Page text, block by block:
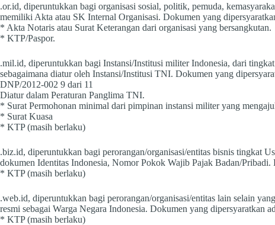
.or.id, diperuntukkan bagi organisasi sosial, politik, pemuda,
memiliki Akta atau SK Internal Organisasi. Dokumen yang
* Akta Notaris atau Surat Keterangan dari organisasi yang bersangkutan.
* KTP/Paspor.
.mil.id, diperuntukkan bagi Instansi/Institusi militer Indonesia, dari
sebagaimana diatur oleh Instansi/Institusi TNI. Dokumen yang
DNP/2012-002 9 dari 11
Diatur dalam Peraturan Panglima TNI.
* Surat Permohonan minimal dari pimpinan instansi militer yang
* Surat Kuasa
* KTP (masih berlaku)
.biz.id, diperuntukkan bagi perorangan/organisasi/entitas bisnis
dokumen Identitas Indonesia, Nomor Pokok Wajib Pajak Badan/Pribadi.
* KTP (masih berlaku)
.web.id, diperuntukkan bagi perorangan/organisasi/entitas lain selain
resmi sebagai Warga Negara Indonesia. Dokumen yang dipersyaratkan
* KTP (masih berlaku)